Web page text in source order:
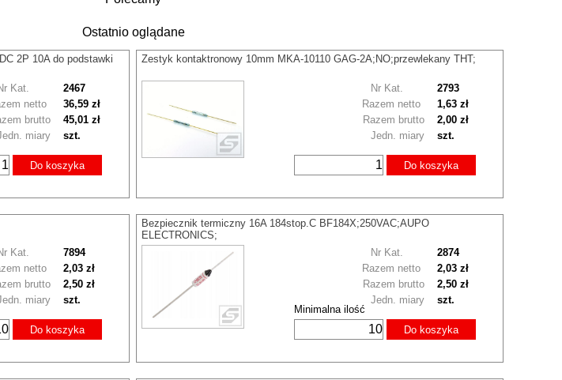
Ostatnio oglądane
2P 10A do podstawki
Kat. 2467
brutto 45,01 zł
netto 36,59 zł
miary szt.
Do koszyka
Zestyk kontaktronowy 10mm MKA-10110 GAG-2A;NO;przewlekany THT;
Nr Kat. 2793
Razem brutto 2,00 zł
Razem netto 1,63 zł
Jedn. miary szt.
Do koszyka
Kat. 7894
brutto 2,50 zł
netto 2,03 zł
miary szt.
Do koszyka
Bezpiecznik termiczny 16A 184stop.C BF184X;250VAC;AUPO
ELECTRONICS;
Minimalna ilość
Nr Kat. 2874
Razem brutto 2,50 zł
Razem netto 2,03 zł
Jedn. miary szt.
Do koszyka